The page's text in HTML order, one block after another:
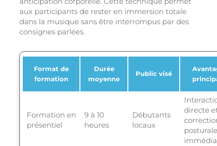
aux participants de rester en immersion totale
dans la musique sans être interrompus par des
consignes parlées.
Format de
formation
Durée
moyenne
Public visé
Formation en
présentiel
9 à 10
heures
Débutants
locaux
directe
posturale